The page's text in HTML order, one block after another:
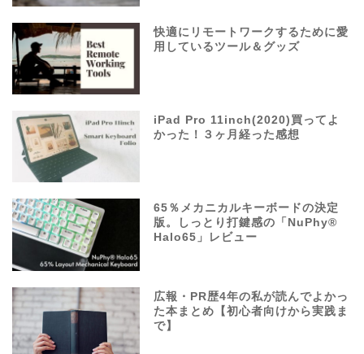
快適にリモートワークするために愛
用しているツール＆グッズ
iPad Pro 11inch(2020)買ってよ
かった！３ヶ月経った感想
65％メカニカルキーボードの決定
版。しっとり打鍵感の「NuPhy®
Halo65」レビュー
広報・PR歴4年の私が読んでよかっ
た本まとめ【初心者向けから実践ま
で】